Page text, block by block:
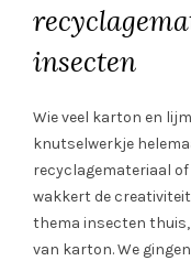
insecten
Wie veel karton en
knutselwerkje
recyclagemateriaal
wakkert de
thema insecten
van karton. We